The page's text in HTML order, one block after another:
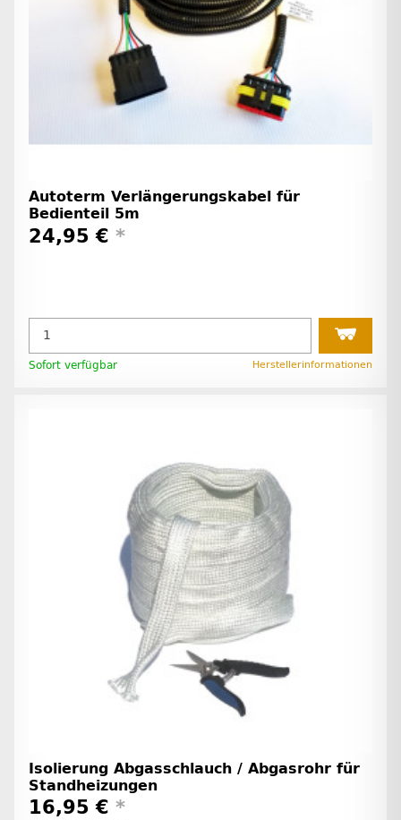
Autoterm Verlängerungskabel für
Bedienteil 5m
24,95 € *
Sofort verfügbar Herstellerinformationen
Isolierung Abgasschlauch / Abgasrohr für
Standheizungen
16,95 € *